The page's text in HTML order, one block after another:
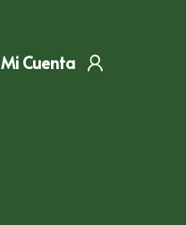
Mi Cuenta